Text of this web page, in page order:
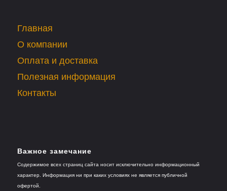
Главная
О компании
Оплата и доставка
Полезная информация
Контакты
Важное замечание
Содержимое всех страниц сайта носит исключительно информационный
характер. Информация ни при каких условиях не является публичной
офертой.